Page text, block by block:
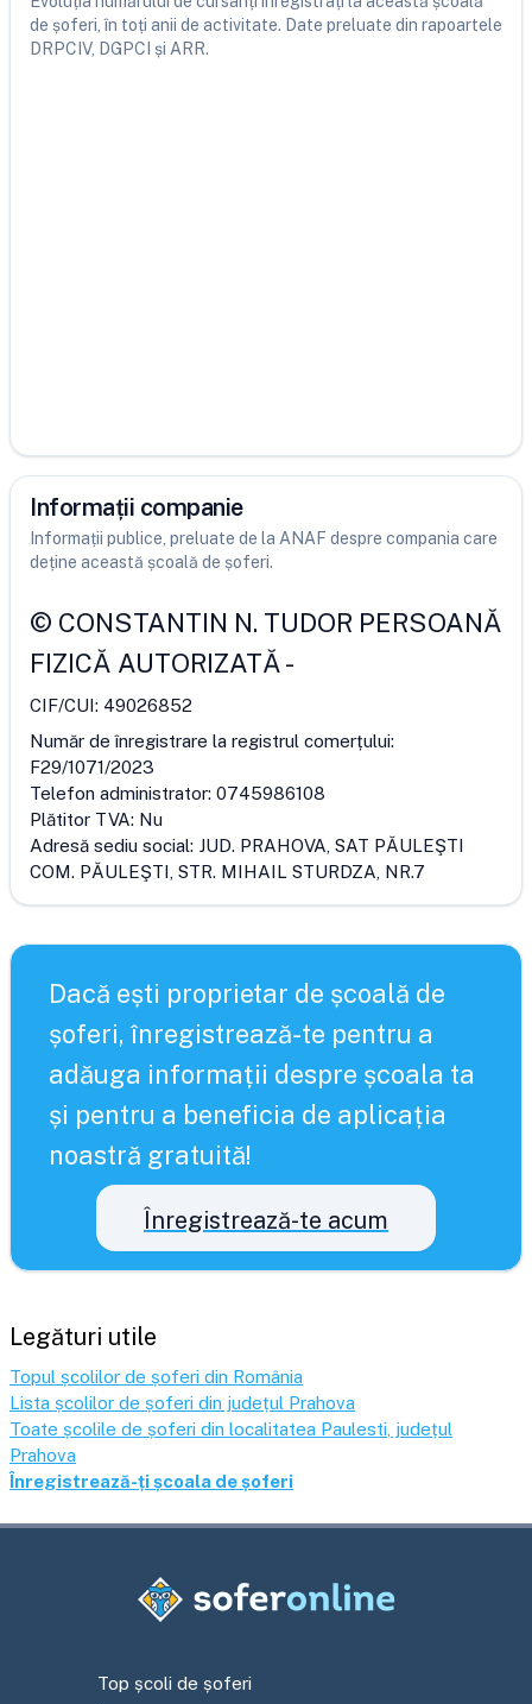
de șoferi, în toți anii de activitate. Date preluate din rapoartele
DRPCIV, DGPCI și ARR.
Informații companie
Informații publice, preluate de la ANAF despre compania care
deține această școală de șoferi.
© CONSTANTIN N. TUDOR PERSOANĂ
FIZICĂ AUTORIZATĂ-
CIF/CUI: 49026852
Număr de înregistrare la registrul comerțului:
F29/1071/2023
Telefon administrator: 0745986108
Plătitor TVA: Nu
Adresă sediu social: JUD. PRAHOVA, SAT PĂULEŞTI
COM. PĂULEŞTI, STR. MIHAIL STURDZA, NR.7
Dacă ești proprietar de școală de
șoferi, înregistrează-te pentru a
adăuga informații despre școala ta
și pentru a beneficia de aplicația
noastră gratuită!
Înregistrează-te acum
Legături utile
Topul școlilor de șoferi din România
Lista școlilor de șoferi din județul Prahova
Toate școlile de șoferi din localitatea Paulesti , județul
Prahova
Înregistrează-ți școala de șoferi
Top școli de șoferi